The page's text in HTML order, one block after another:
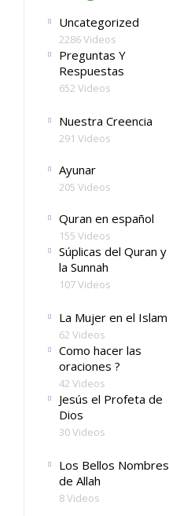
Uncategorized
2286 Videos
Preguntas Y
Respuestas
652 Videos
Nuestra Creencia
291 Videos
Ayunar
205 Videos
Quran en español
155 Videos
Súplicas del Quran y
la Sunnah
107 Videos
La Mujer en el Islam
62 Videos
Como hacer las
oraciones ?
42 Videos
Jesús el Profeta de
Dios
30 Videos
Los Bellos Nombres
de Allah
8 Videos